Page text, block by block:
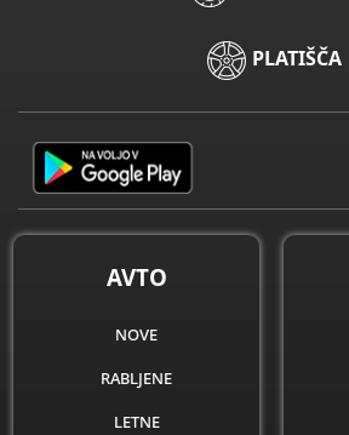
PLATIŠČA
AVTO
nove
rabljene
letne